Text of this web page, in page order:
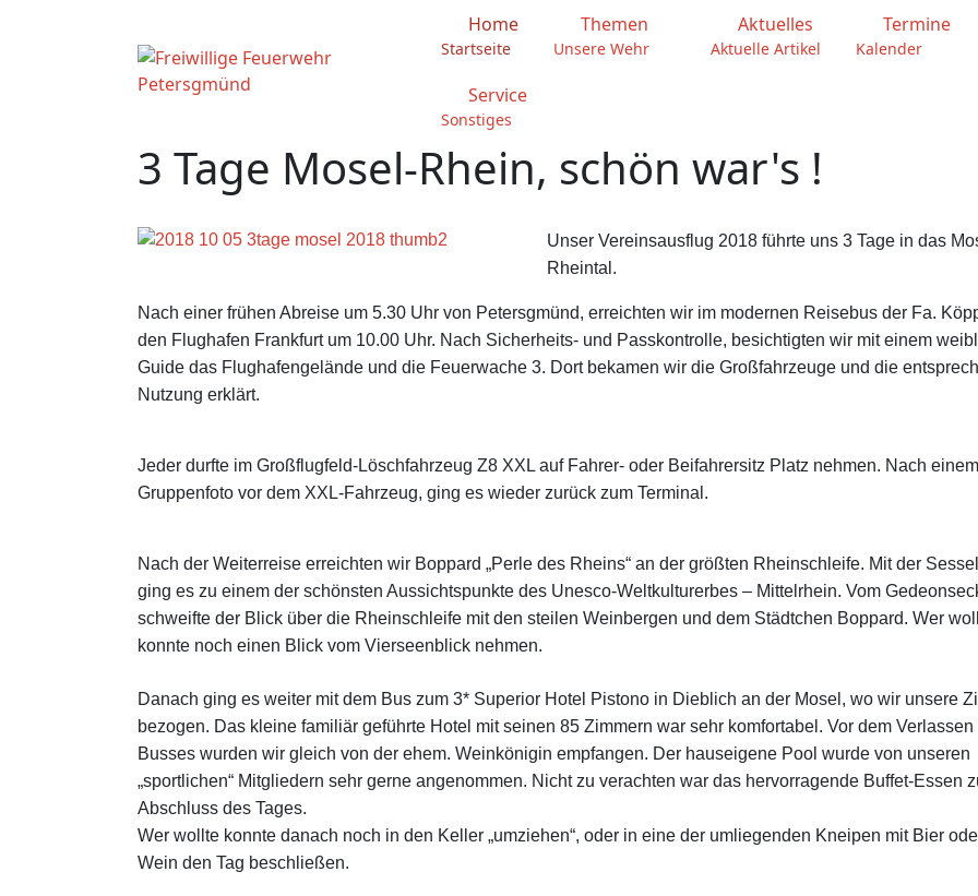
Home
Startseite
Themen
Unsere Wehr
Aktuelles
Aktuelle Artikel
Termine
Kalender
Service
Sonstiges
3 Tage Mosel-Rhein, schön war's !
Unser Vereinsausflug 2018 führte uns 3 Tage in das
Rheintal.
Nach einer frühen Abreise um 5.30 Uhr von Petersgmünd, erreichten wir im modernen Reisebus der Fa.
den Flughafen Frankfurt um 10.00 Uhr. Nach Sicherheits- und Passkontrolle, besichtigten wir mit einem
Guide das Flughafengelände und die Feuerwache 3. Dort bekamen wir die Großfahrzeuge und die
Nutzung erklärt.
Jeder durfte im Großflugfeld-Löschfahrzeug Z8 XXL auf Fahrer- oder Beifahrersitz Platz nehmen. Nach einem
Gruppenfoto vor dem XXL-Fahrzeug, ging es wieder zurück zum Terminal.
Nach der Weiterreise erreichten wir Boppard „Perle des Rheins“ an der größten Rheinschleife. Mit der
ging es zu einem der schönsten Aussichtspunkte des Unesco-Weltkulturerbes – Mittelrhein. Vom
schweifte der Blick über die Rheinschleife mit den steilen Weinbergen und dem Städtchen Boppard. Wer
konnte noch einen Blick vom Vierseenblick nehmen.
Danach ging es weiter mit dem Bus zum 3* Superior Hotel Pistono in Dieblich an der Mosel, wo wir unsere
bezogen. Das kleine familiär geführte Hotel mit seinen 85 Zimmern war sehr komfortabel. Vor dem Verlassen
Busses wurden wir gleich von der ehem. Weinkönigin empfangen. Der hauseigene Pool wurde von unseren
„sportlichen“ Mitgliedern sehr gerne angenommen. Nicht zu verachten war das hervorragende Buffet-Essen
Abschluss des Tages.
Wer wollte konnte danach noch in den Keller „umziehen“, oder in eine der umliegenden Kneipen mit Bier
Wein den Tag beschließen.